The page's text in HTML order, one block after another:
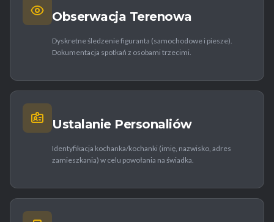
Obserwacja Terenowa
Dyskretne śledzenie figuranta (samochodowe i piesze).
Dokumentacja spotkań z osobami trzecimi.
Ustalanie Personaliów
Identyfikacja kochanka/kochanki (imię, nazwisko, adres
zamieszkania) w celu powołania na świadka.